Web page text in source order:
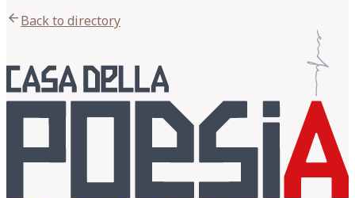
arrow_backBack to directory